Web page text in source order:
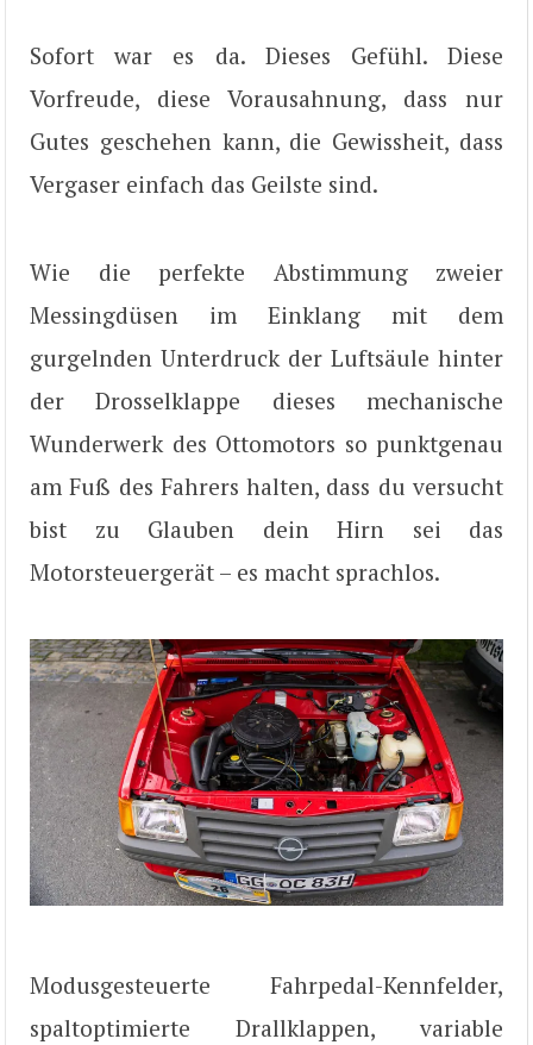
Sofort war es da. Dieses Gefühl. Diese
Vorfreude, diese Vorausahnung, dass nur
Gutes geschehen kann, die Gewissheit, dass
Vergaser einfach das Geilste sind.
Wie die perfekte Abstimmung zweier
Messingdüsen im Einklang mit dem
gurgelnden Unterdruck der Luftsäule hinter
der Drosselklappe dieses mechanische
Wunderwerk des Ottomotors so punktgenau
am Fuß des Fahrers halten, dass du versucht
bist zu Glauben dein Hirn sei das
Motorsteuergerät – es macht sprachlos.
Modusgesteuerte Fahrpedal-Kennfelder,
spaltoptimierte Drallklappen, variable